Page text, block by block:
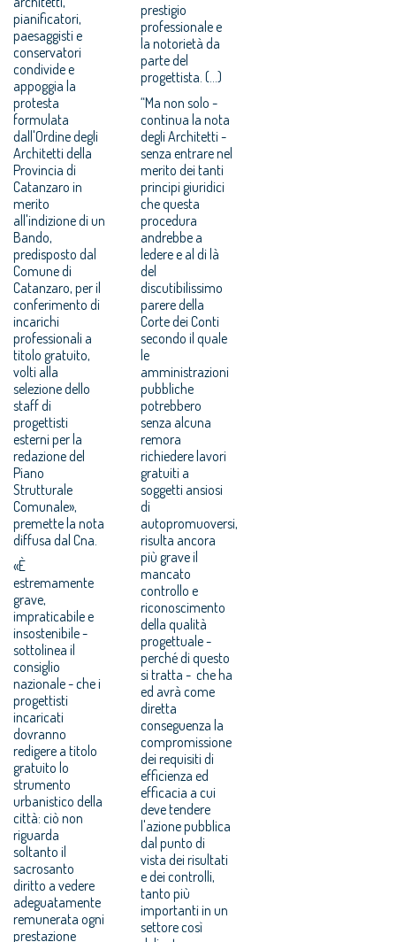
pianificatori,
paesaggisti e
conservatori
condivide e
appoggia la
protesta
formulata
dall'Ordine degli
Architetti della
Provincia di
Catanzaro in
merito
all'indizione di un
Bando,
predisposto dal
Comune di
Catanzaro, per il
conferimento di
incarichi
professionali a
titolo gratuito,
volti alla
selezione dello
staff di
progettisti
esterni per la
redazione del
Piano
Strutturale
Comunale»,
premette la nota
diffusa dal Cna.
«È
estremamente
grave,
impraticabile e
insostenibile -
sottolinea il
consiglio
nazionale - che i
progettisti
incaricati
dovranno
redigere a titolo
gratuito lo
strumento
urbanistico della
città: ciò non
riguarda
soltanto il
sacrosanto
diritto a vedere
adeguatamente
remunerata ogni
prestazione
prestigio
professionale e
la notorietà da
parte del
progettista. (...)
“Ma non solo -
continua la nota
degli Architetti -
senza entrare nel
merito dei tanti
principi giuridici
che questa
procedura
andrebbe a
ledere e al di là
del
discutibilissimo
parere della
Corte dei Conti
secondo il quale
le
amministrazioni
pubbliche
potrebbero
senza alcuna
remora
richiedere lavori
gratuiti a
soggetti ansiosi
di
autopromuoversi,
risulta ancora
più grave il
mancato
controllo e
riconoscimento
della qualità
progettuale -
perché di questo
si tratta - che ha
ed avrà come
diretta
conseguenza la
compromissione
dei requisiti di
efficienza ed
efficacia a cui
deve tendere
l'azione pubblica
dal punto di
vista dei risultati
e dei controlli,
tanto più
importanti in un
settore così